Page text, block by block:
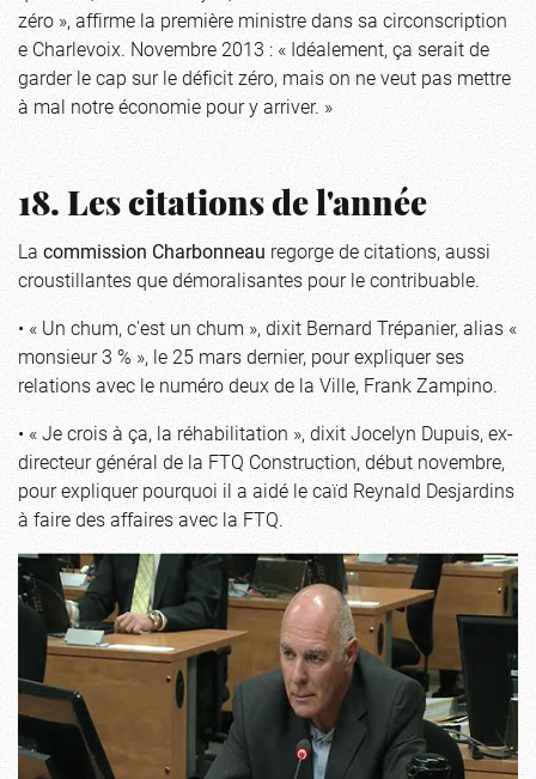
zéro », affirme la première ministre dans sa circonscription
e Charlevoix. Novembre 2013 : « Idéalement, ça serait de
garder le cap sur le déficit zéro, mais on ne veut pas mettre
à mal notre économie pour y arriver. »
18. Les citations de l'année
Lacommission Charbonneauregorge de citations, aussi
croustillantes que démoralisantes pour le contribuable.
• « Un chum, c'est un chum », dixit Bernard Trépanier, alias «
monsieur 3 % », le 25 mars dernier, pour expliquer ses
relations avec le numéro deux de la Ville, Frank Zampino.
• « Je crois à ça, la réhabilitation », dixit Jocelyn Dupuis, ex-
directeur général de la FTQ Construction, début novembre,
pour expliquer pourquoi il a aidé le caïd Reynald Desjardins
à faire des affaires avec la FTQ.